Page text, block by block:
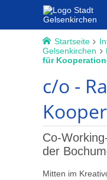
Startseite
Gelsenkirchen
für
c/o -
Co-
der
Mitten im